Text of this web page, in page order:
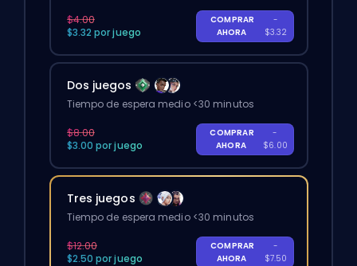
$4.00
$3.32 por juego
COMPRAR
AHORA
-
$3.32
Dos juegos
Tiempo de espera medio <30 minutos
$8.00
$3.00 por juego
COMPRAR
AHORA
-
$6.00
Tres juegos
Tiempo de espera medio <30 minutos
$12.00
$2.50 por juego
COMPRAR
AHORA
-
$7.50